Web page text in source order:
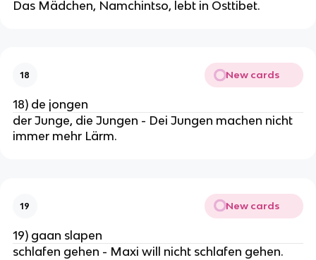
Das Mädchen, Namchintso, lebt in Osttibet.
18 New cards
18) de jongen
der Junge, die Jungen - Dei Jungen machen nicht
immer mehr Lärm.
19 New cards
19) gaan slapen
schlafen gehen - Maxi will nicht schlafen gehen.